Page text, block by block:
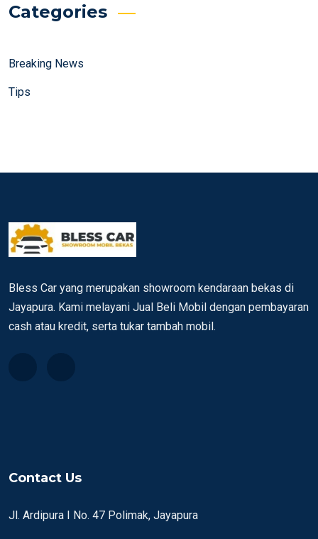
Categories
Breaking News
Tips
Bless Car yang merupakan showroom kendaraan bekas di
Jayapura. Kami melayani Jual Beli Mobil dengan pembayaran
cash atau kredit, serta tukar tambah mobil.
Contact Us
Jl. Ardipura I No. 47 Polimak, Jayapura